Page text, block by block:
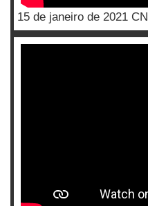
15 de janeiro de 2021